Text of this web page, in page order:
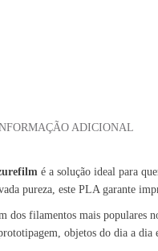
ADICIONAL
é a solução ideal para
pureza, este PLA garante
dos filamentos mais populares
objetos do dia a dia